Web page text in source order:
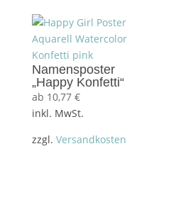
Namensposter
„Happy Konfetti“
ab 10,77 €
inkl. MwSt.
zzgl. Versandkosten